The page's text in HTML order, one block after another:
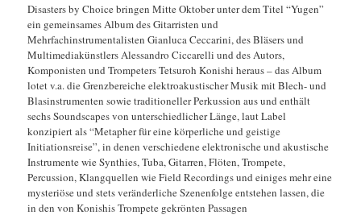
Disasters by Choice bringen Mitte Oktober unter dem Titel “Yugen”
ein gemeinsames Album des Gitarristen und
Mehrfachinstrumentalisten Gianluca Ceccarini, des Bläsers und
Multimediakünstlers Alessandro Ciccarelli und des Autors,
Komponisten und Trompeters Tetsuroh Konishi heraus – das Album
lotet v.a. die Grenzbereiche elektroakustischer Musik mit Blech- und
Blasinstrumenten sowie traditioneller Perkussion aus und enthält
sechs Soundscapes von unterschiedlicher Länge, laut Label
konzipiert als “Metapher für eine körperliche und geistige
Initiationsreise”, in denen verschiedene elektronische und akustische
Instrumente wie Synthies, Tuba, Gitarren, Flöten, Trompete,
Percussion, Klangquellen wie Field Recordings und einiges mehr eine
mysteriöse und stets veränderliche Szenenfolge entstehen lassen, die
in den von Konishis Trompete gekrönten Passagen